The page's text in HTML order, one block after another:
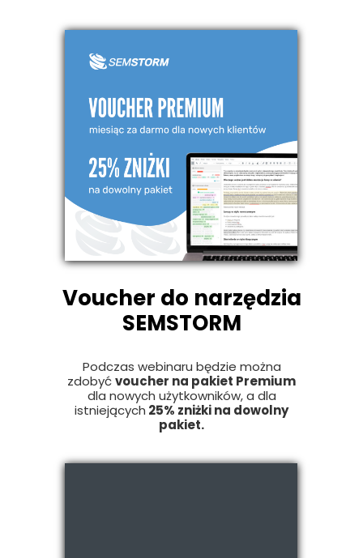
Voucher do narzędzia
SEMSTORM
Podczas webinaru będzie można
zdobyćvoucher na pakiet Premium
dla nowych użytkowników, a dla
istniejących 25% zniżki na dowolny
pakiet.